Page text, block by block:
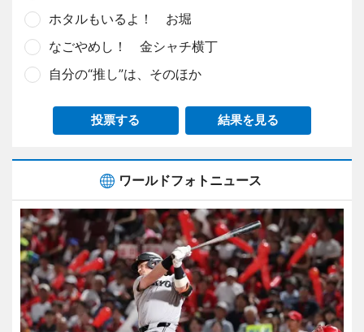
ホタルもいるよ！ お堀
なごやめし！ 金シャチ横丁
自分の“推し”は、そのほか
投票する 結果を見る
ワールドフォトニュース